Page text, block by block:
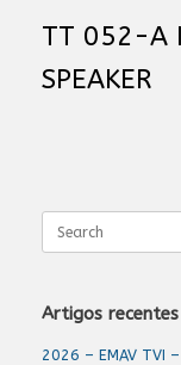
TT 052-A
SPEAKER
for:
Artigos recentes
2026 – EMAV TVI